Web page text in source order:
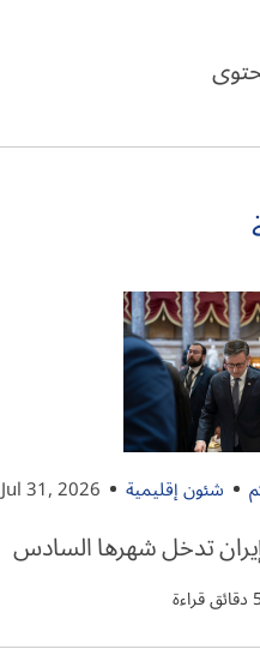
شئون إقليمية Jul 31, 2026
تدخل شهرها السادس
قراءة